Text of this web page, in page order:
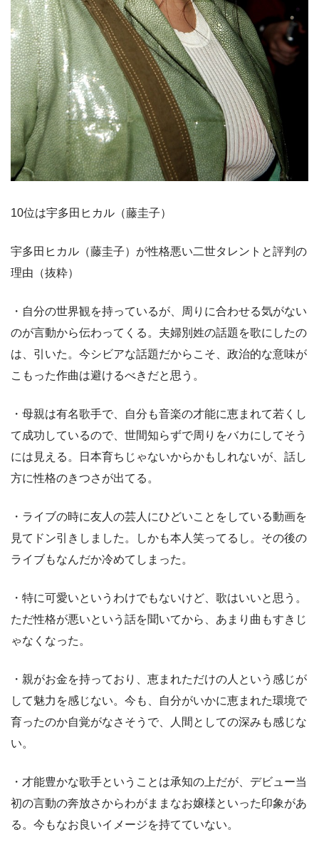
10位は宇多田ヒカル（藤圭子）
宇多田ヒカル（藤圭子）が性格悪い二世タレントと評判の
理由（抜粋）
・自分の世界観を持っているが、周りに合わせる気がない
のが言動から伝わってくる。夫婦別姓の話題を歌にしたの
は、引いた。今シビアな話題だからこそ、政治的な意味が
こもった作曲は避けるべきだと思う。
・母親は有名歌手で、自分も音楽の才能に恵まれて若くし
て成功しているので、世間知らずで周りをバカにしてそう
には見える。日本育ちじゃないからかもしれないが、話し
方に性格のきつさが出てる。
・ライブの時に友人の芸人にひどいことをしている動画を
見てドン引きしました。しかも本人笑ってるし。その後の
ライブもなんだか冷めてしまった。
・特に可愛いというわけでもないけど、歌はいいと思う。
ただ性格が悪いという話を聞いてから、あまり曲もすきじ
ゃなくなった。
・親がお金を持っており、恵まれただけの人という感じが
して魅力を感じない。今も、自分がいかに恵まれた環境で
育ったのか自覚がなさそうで、人間としての深みも感じな
い。
・才能豊かな歌手ということは承知の上だが、デビュー当
初の言動の奔放さからわがままなお嬢様といった印象があ
る。今もなお良いイメージを持てていない。